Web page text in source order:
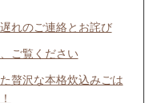
れのご連絡とお詫び
ご覧ください
贅沢な本格炊込みごは